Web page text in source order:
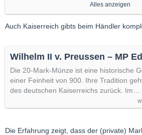
reduzieren sich auf jeden Fall
diese ehemals mit Aufschlag
nununterPOG gehandelt werden
immer zu den Willis greifen oder? TOP-
Alles anzeigen
Auch Kaiserreich gibts beim Händler
Wilhelm II v. Preussen – MP
Die 20-Mark-Münze ist eine historische
einer Feinheit von 900. Ihre Tradition
des deutschen Kaiserreichs zurück. Im…
Die Erfahrung zeigt, dass der (private)